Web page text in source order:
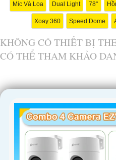
Mic Và Loa Dual Light 78°
Xoay 360 Speed Dome
KHÔNG CÓ THIẾT BỊ
CÓ THỂ THAM KHẢO